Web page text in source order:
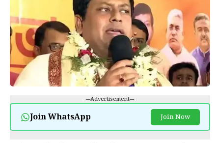
---Advertisement---
Join WhatsApp Join Now